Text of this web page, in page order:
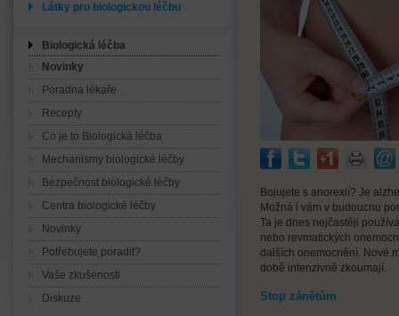
Látky pro biologickou léčbu
Biologická léčba
Novinky
Poradna lékaře
Recepty
Co je to Biologická léčba
Mechanismy biologické léčby
Bezpečnost biologické léčby
Centra biologické léčby
Novinky
Potřebujete poradit?
Vaše zkušenosti
Diskuze
Bojujete s anorexií? Je
Možná i vám v budoucnu
Ta je dnes nejčastěji
nebo revmatických
dalších onemocnění. Nové
době intenzivně zkoumají.
Stop zánětům